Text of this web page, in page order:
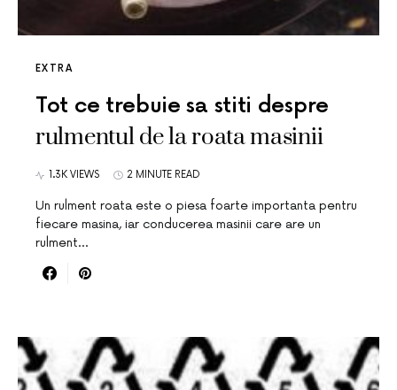
EXTRA
Tot ce trebuie sa stiti despre
rulmentul de la roata masinii
1.3K VIEWS 2 MINUTE READ
Un rulment roata este o piesa foarte importanta pentru
fiecare masina, iar conducerea masinii care are un
rulment…